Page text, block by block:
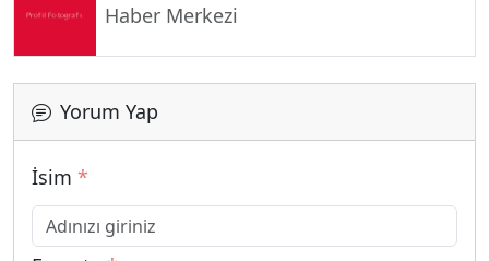
Haber Merkezi
Yorum Yap
İsim *